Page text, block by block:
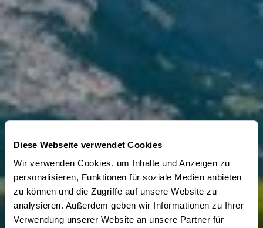
Diese Webseite verwendet Cookies
Wir verwenden Cookies, um Inhalte und Anzeigen zu
personalisieren, Funktionen für soziale Medien anbieten
zu können und die Zugriffe auf unsere Website zu
analysieren. Außerdem geben wir Informationen zu Ihrer
Verwendung unserer Website an unsere Partner für